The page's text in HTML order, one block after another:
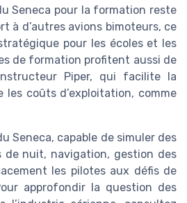
Seneca pour la formation reste
à d’autres avions bimoteurs, ce
pour les écoles et les
de formation profitent aussi de
Piper, qui facilite la
coûts d’exploitation, comme
Seneca, capable de simuler des
de nuit, navigation, gestion des
les pilotes aux défis de
approfondir la question des